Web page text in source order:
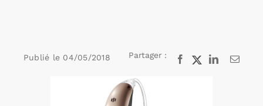
Publié le 04/05/2018 Partager : Facebook
X LinkedInEmail